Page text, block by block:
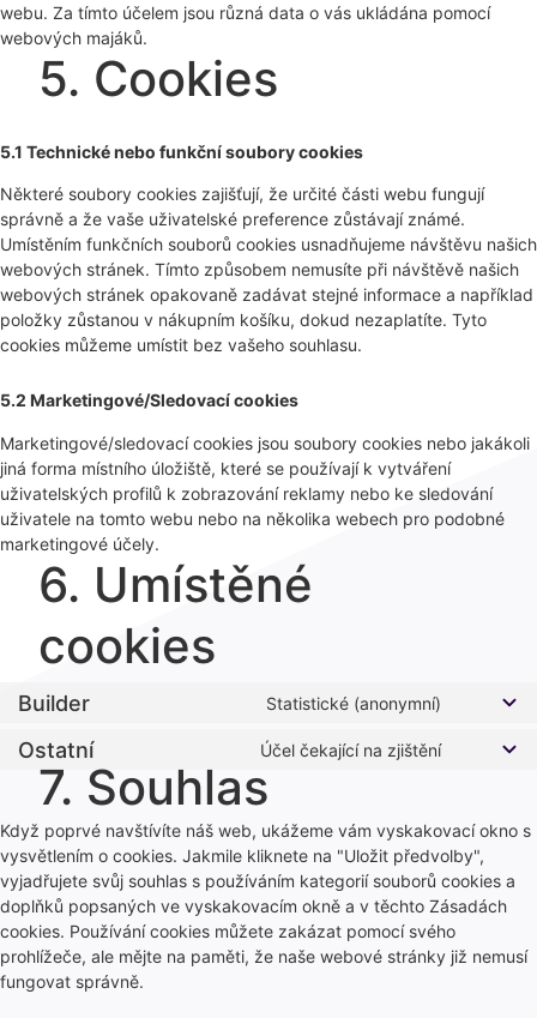
webu. Za tímto účelem jsou různá data o vás ukládána pomocí
webových majáků.
5. Cookies
5.1 Technické nebo funkční soubory cookies
Některé soubory cookies zajišťují, že určité části webu fungují
správně a že vaše uživatelské preference zůstávají známé.
Umístěním funkčních souborů cookies usnadňujeme návštěvu našich
webových stránek. Tímto způsobem nemusíte při návštěvě našich
webových stránek opakovaně zadávat stejné informace a například
položky zůstanou v nákupním košíku, dokud nezaplatíte. Tyto
cookies můžeme umístit bez vašeho souhlasu.
5.2 Marketingové/Sledovací cookies
Marketingové/sledovací cookies jsou soubory cookies nebo jakákoli
jiná forma místního úložiště, které se používají k vytváření
uživatelských profilů k zobrazování reklamy nebo ke sledování
uživatele na tomto webu nebo na několika webech pro podobné
marketingové účely.
6. Umístěné
cookies
Builder Statistické (anonymní)
Ostatní Účel čekající na zjištění
7. Souhlas
Když poprvé navštívíte náš web, ukážeme vám vyskakovací okno s
vysvětlením o cookies. Jakmile kliknete na "Uložit předvolby",
vyjadřujete svůj souhlas s používáním kategorií souborů cookies a
doplňků popsaných ve vyskakovacím okně a v těchto Zásadách
cookies. Používání cookies můžete zakázat pomocí svého
prohlížeče, ale mějte na paměti, že naše webové stránky již nemusí
fungovat správně.